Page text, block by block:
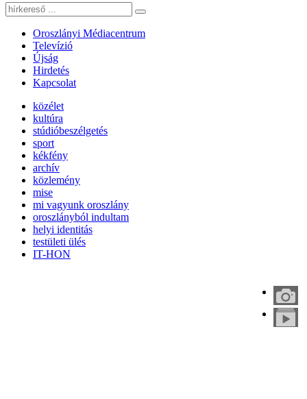
Oroszlányi Médiacentrum
Televízió
Újság
Hirdetés
Kapcsolat
közélet
kultúra
stúdióbeszélgetés
sport
kékfény
archív
közlemény
mise
mi vagyunk oroszlány
oroszlányból indultam
helyi identitás
testületi ülés
IT-HON